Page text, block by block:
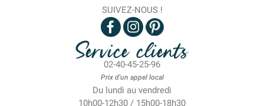
SUIVEZ-NOUS !
Service clients
02-40-45-25-96
Prix d'un appel local
Du lundi au vendredi
10h00-12h30 / 15h00-18h30